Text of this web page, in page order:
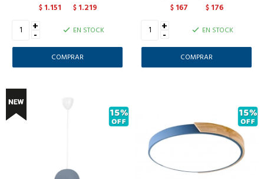
$ 1.151 $ 1.219
+
- EN STOCK
$ 167 $ 176
+
- EN STOCK